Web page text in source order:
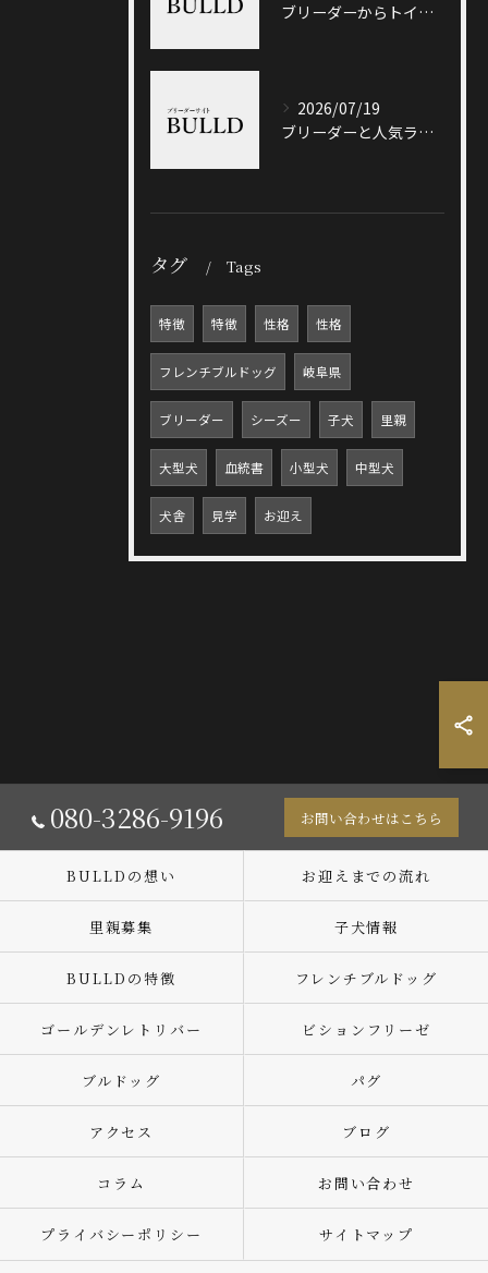
ブリーダーからトイプードルを迎える前に知っておきたい選び方と価格相場のポイント
2026/07/19
ブリーダーと人気ランキングで土岐市の選び方や信頼性を徹底解説
タグ Tags
特徴 特徴 性格 性格
フレンチブルドッグ 岐阜県
ブリーダー シーズー 子犬 里親
大型犬 血統書 小型犬 中型犬
犬舎 見学 お迎え
080-3286-9196 お問い合わせはこちら
BULLDの想い お迎えまでの流れ
里親募集 子犬情報
BULLDの特徴 フレンチブルドッグ
ゴールデンレトリバー ビションフリーゼ
ブルドッグ パグ
アクセス ブログ
コラム お問い合わせ
プライバシーポリシー サイトマップ